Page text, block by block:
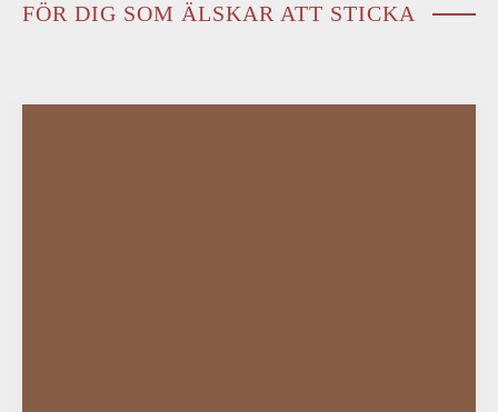
FÖR DIG SOM ÄLSKAR ATT STICKA